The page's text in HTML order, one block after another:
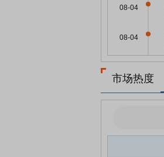
08-04
08-04
市场热度